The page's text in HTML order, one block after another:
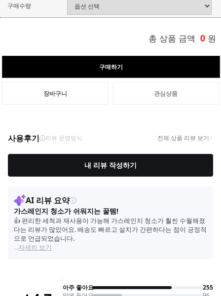
구매수량
총 상품 금액 0 원
구매하기
장바구니 관심상품